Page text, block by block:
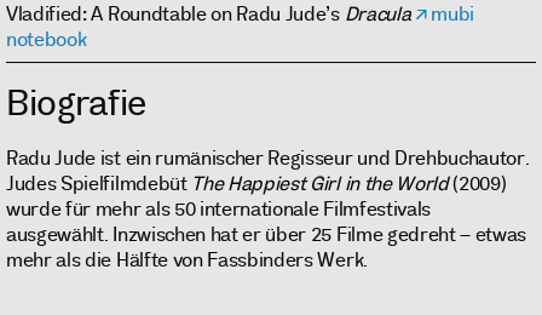
Vladified: A Roundtable on Radu Jude’s Dracula
mubi
notebook
Biografie
Radu Jude ist ein rumänischer Regisseur und Drehbuchautor.
Judes Spielfilmdebüt The Happiest Girl in the World(2009)
wurde für mehr als 50 internationale Filmfestivals
ausgewählt. Inzwischen hat er über 25 Filme gedreht – etwas
mehr als die Hälfte von Fassbinders Werk.